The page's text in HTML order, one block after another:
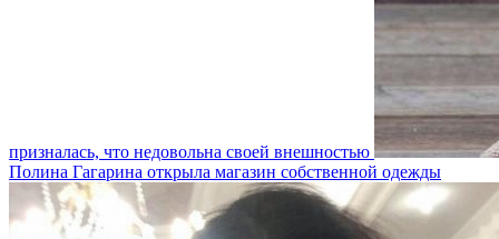
призналась, что недовольна своей внешностью
Полина Гагарина открыла магазин собственной одежды